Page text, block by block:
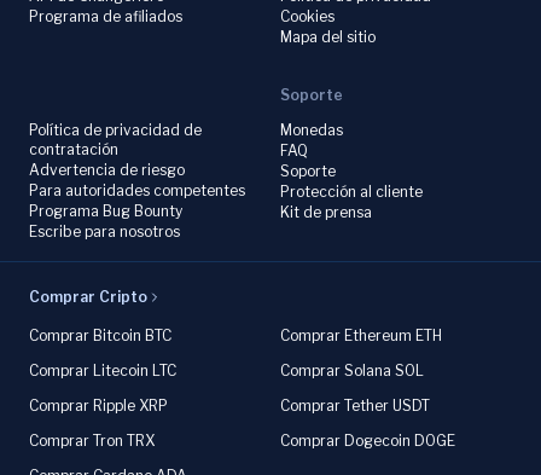
Programa de afiliados
Cookies
Mapa del sitio
Política de privacidad de
contratación
Advertencia de riesgo
Para autoridades competentes
Programa Bug Bounty
Escribe para nosotros
Soporte
Monedas
FAQ
Soporte
Protección al cliente
Kit de prensa
Comprar Cripto
Comprar Bitcoin BTC
Comprar Ethereum ETH
Comprar Litecoin LTC
Comprar Solana SOL
Comprar Ripple XRP
Comprar Tether USDT
Comprar Tron TRX
Comprar Dogecoin DOGE